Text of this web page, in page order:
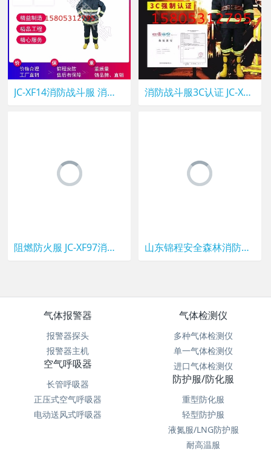
JC-XF14消防战斗服 消防灭火隔热服 锦程安全灭火防护服厂家直销 消防战斗服3C认证 JC-XF14式消防服五件套 锦程安全消防站灭火训练服
阻燃防火服 JC-XF97消防战斗服五件套 锦程安全灭火防护服 山东锦程安全森林消防灭火服 JC-XF02A消防灭火防护服阻燃救援服
气体报警器
报警器探头
报警器主机
气体检测仪
多种气体检测仪
单一气体检测仪
进口气体检测仪
空气呼吸器
长管呼吸器
正压式空气呼吸器
电动送风式呼吸器
防护服/防化服
重型防化服
轻型防护服
液氮服/LNG防护服
耐高温服